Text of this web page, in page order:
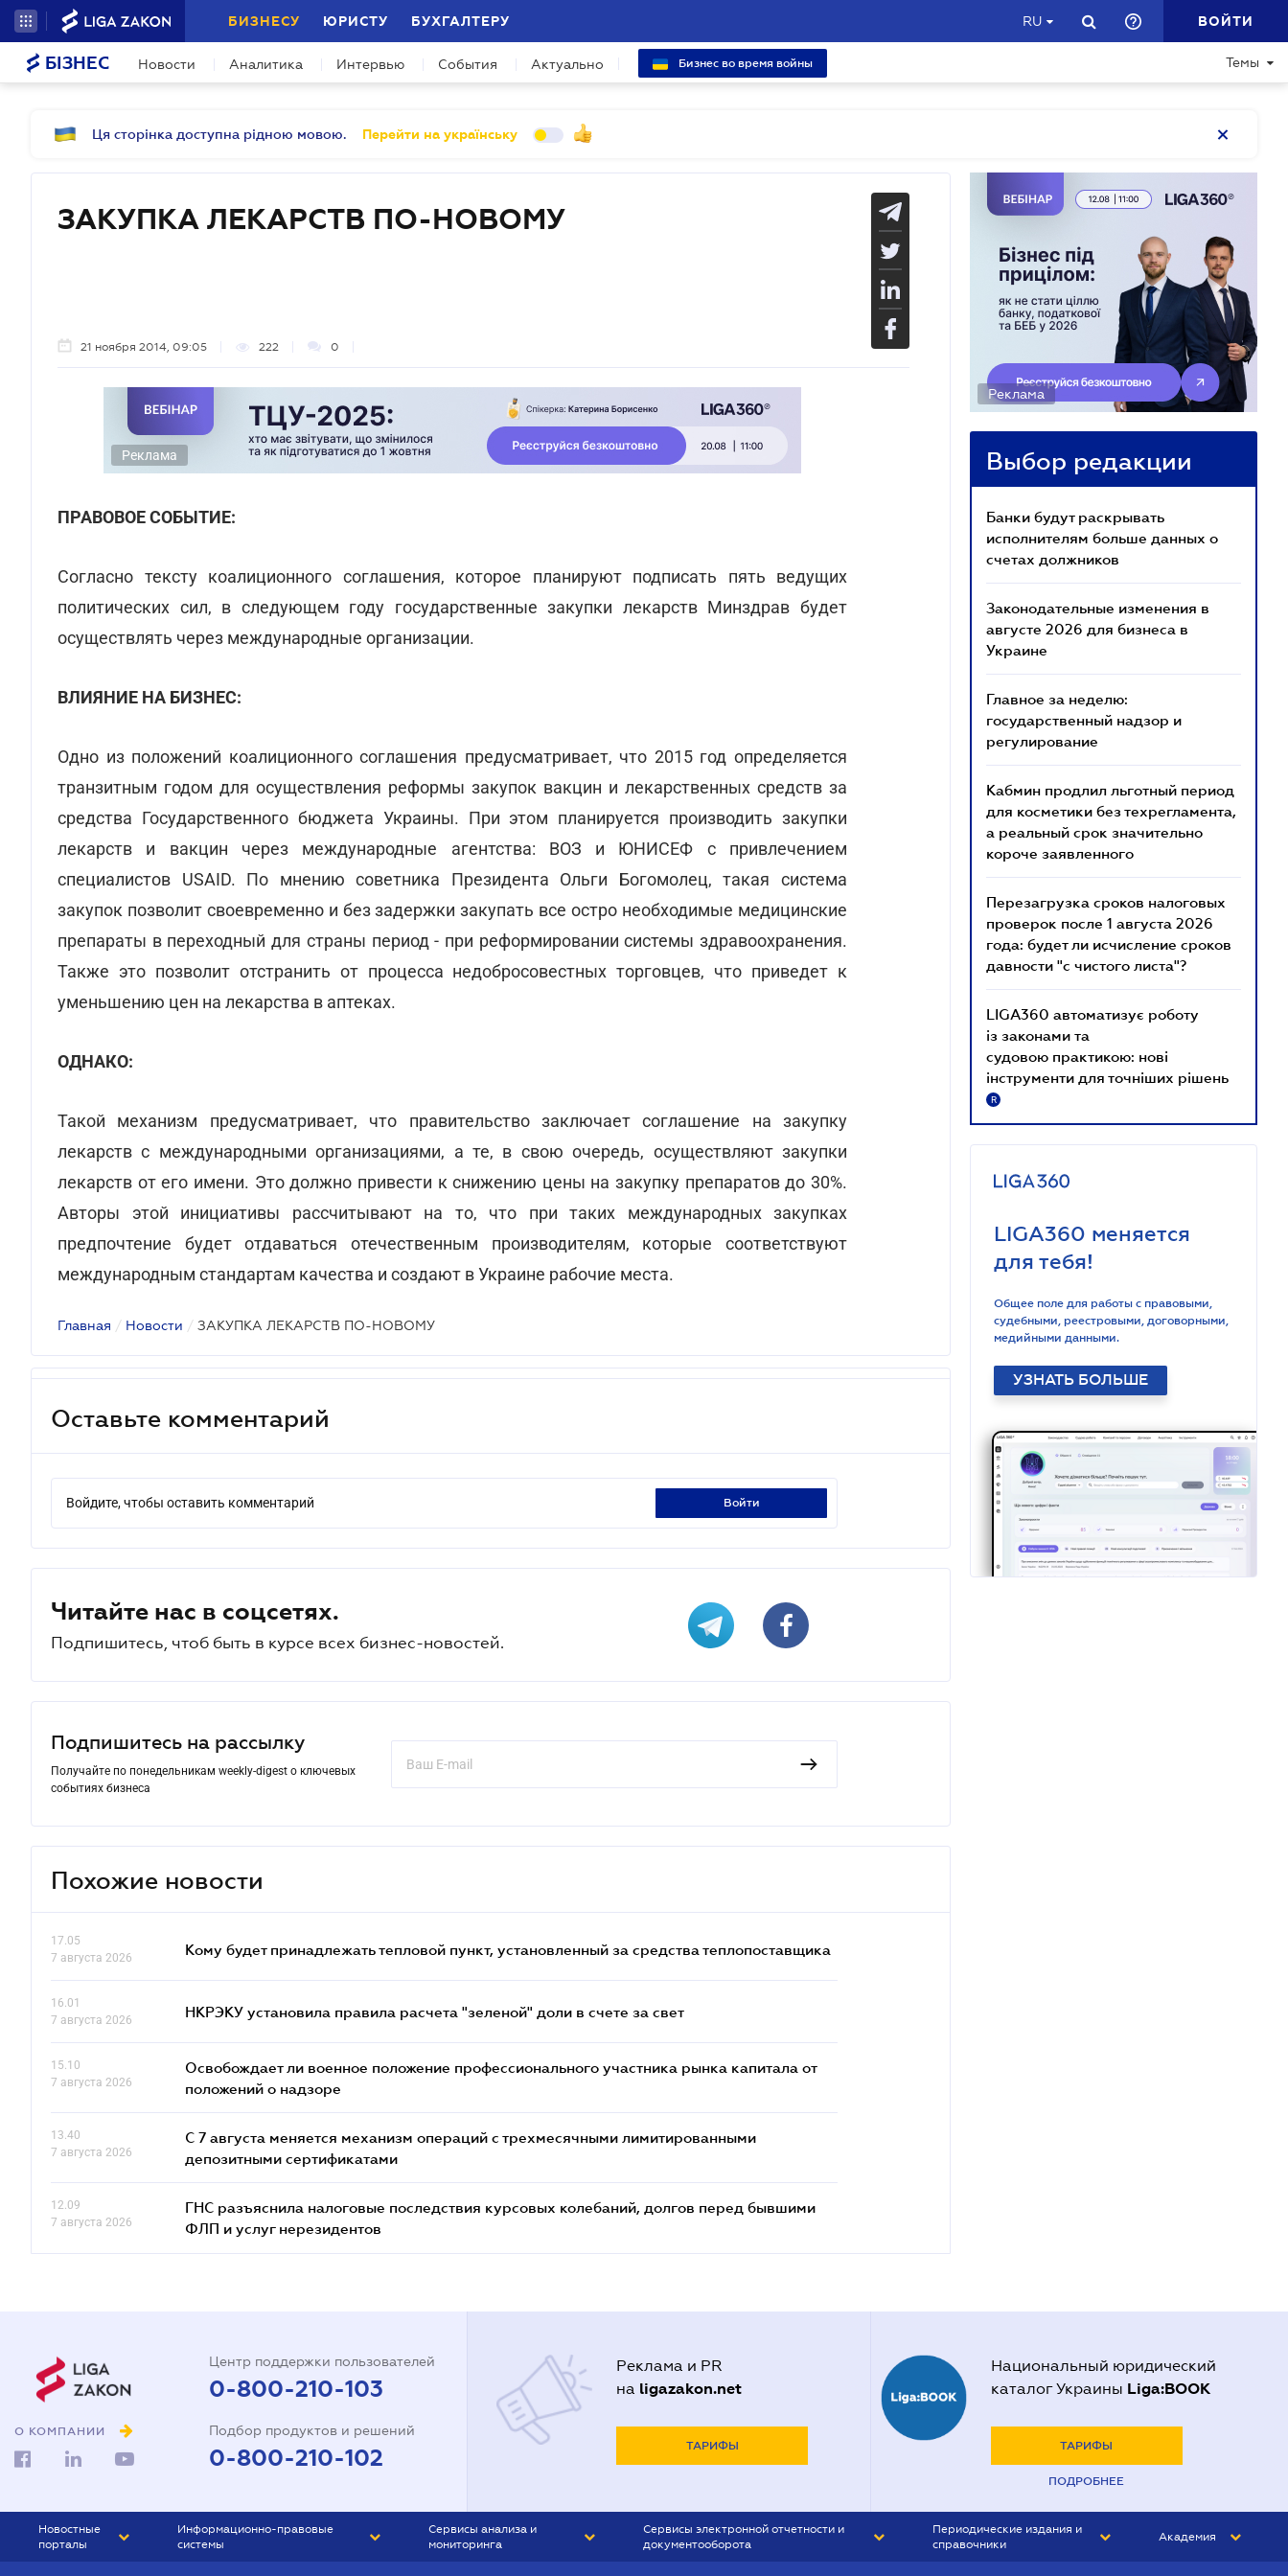
БИЗНЕСУ ЮРИСТУ БУХГАЛТЕРУ RU ВОЙТИ
БІЗНЕС Новости Аналитика Интервью События Актуально Бизнес во время войны Темы
Ця сторінка доступна рідною мовою. Перейти на українську
ЗАКУПКА ЛЕКАРСТВ ПО-НОВОМУ
21 ноября 2014, 09:05 222 0
Реклама
ПРАВОВОЕ СОБЫТИЕ:
Согласно тексту коалиционного соглашения, которое планируют подписать пять ведущих
политических сил, в следующем году государственные закупки лекарств Минздрав будет
осуществлять через международные организации.
ВЛИЯНИЕ НА БИЗНЕС:
Одно из положений коалиционного соглашения предусматривает, что 2015 год определяется
транзитным годом для осуществления реформы закупок вакцин и лекарственных средств за
средства Государственного бюджета Украины. При этом планируется производить закупки
лекарств и вакцин через международные агентства: ВОЗ и ЮНИСЕФ с привлечением
специалистов USAID. По мнению советника Президента Ольги Богомолец, такая система
закупок позволит своевременно и без задержки закупать все остро необходимые медицинские
препараты в переходный для страны период - при реформировании системы здравоохранения.
Также это позволит отстранить от процесса недобросовестных торговцев, что приведет к
уменьшению цен на лекарства в аптеках.
ОДНАКО:
Такой механизм предусматривает, что правительство заключает соглашение на закупку
лекарств с международными организациями, а те, в свою очередь, осуществляют закупки
лекарств от его имени. Это должно привести к снижению цены на закупку препаратов до 30%.
Авторы этой инициативы рассчитывают на то, что при таких международных закупках
предпочтение будет отдаваться отечественным производителям, которые соответствуют
международным стандартам качества и создают в Украине рабочие места.
Главная / Новости / ЗАКУПКА ЛЕКАРСТВ ПО-НОВОМУ
Оставьте комментарий
Войдите, чтобы оставить комментарий войти
Читайте нас в соцсетях.
Подпишитесь, чтоб быть в курсе всех бизнес-новостей.
Подпишитесь на рассылку
Получайте по понедельникам weekly-digest о ключевых
событиях бизнеса
Похожие новости
17.05
7 августа 2026
Кому будет принадлежать тепловой пункт, установленный за средства теплопоставщика
16.01
7 августа 2026
НКРЭКУ установила правила расчета "зеленой" доли в счете за свет
15.10
7 августа 2026
Освобождает ли военное положение профессионального участника рынка капитала от
положений о надзоре
13.40
7 августа 2026
С 7 августа меняется механизм операций с трехмесячными лимитированными
депозитными сертификатами
12.09
7 августа 2026
ГНС разъяснила налоговые последствия курсовых колебаний, долгов перед бывшими
ФЛП и услуг нерезидентов
Реклама
Выбор редакции
Банки будут раскрывать
исполнителям больше данных о
счетах должников
Законодательные изменения в
августе 2026 для бизнеса в
Украине
Главное за неделю:
государственный надзор и
регулирование
Кабмин продлил льготный период
для косметики без техрегламента,
а реальный срок значительно
короче заявленного
Перезагрузка сроков налоговых
проверок после 1 августа 2026
года: будет ли исчисление сроков
давности "с чистого листа"?
LIGA360 автоматизує роботу
із законами та
судовою практикою: нові
інструменти для точніших рішень
R
LIGA360 меняется
для тебя!
Общее поле для работы с правовыми,
судебными, реестровыми, договорными,
медийными данными.
УЗНАТЬ БОЛЬШЕ
О КОМПАНИИ
Центр поддержки пользователей
0-800-210-103
Подбор продуктов и решений
0-800-210-102
Реклама и PR
на ligazakon.net
ТАРИФЫ
Национальный юридический
каталог Украины Liga:BOOK
ТАРИФЫ
ПОДРОБНЕЕ
Новостные
порталы
Информационно-правовые
системы
Сервисы анализа и
мониторинга
Сервисы электронной отчетности и
документооборота
Периодические издания и
справочники
Академия